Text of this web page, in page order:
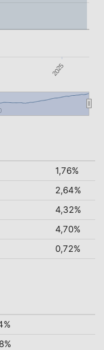
2025
1,76%
2,64%
4,32%
4,70%
0,72%